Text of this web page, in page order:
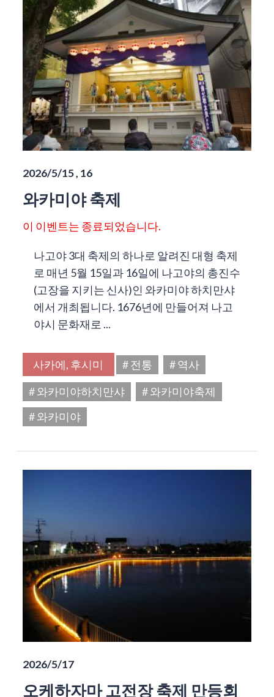
2026/5/15 , 16
와카미야 축제
이 이벤트는 종료되었습니다.
나고야 3대 축제의 하나로 알려진 대형 축제
로 매년 5월 15일과 16일에 나고야의 총진수
(고장을 지키는 신사)인 와카미야 하치만샤
에서 개최됩니다. 1676년에 만들어져 나고
야시 문화재로 ...
사카에, 후시미 # 전통
# 역사
# 와카미야하치만샤
# 와카미야축제
# 와카미야
2026/5/17
오케하자마 고전장 축제 만등회